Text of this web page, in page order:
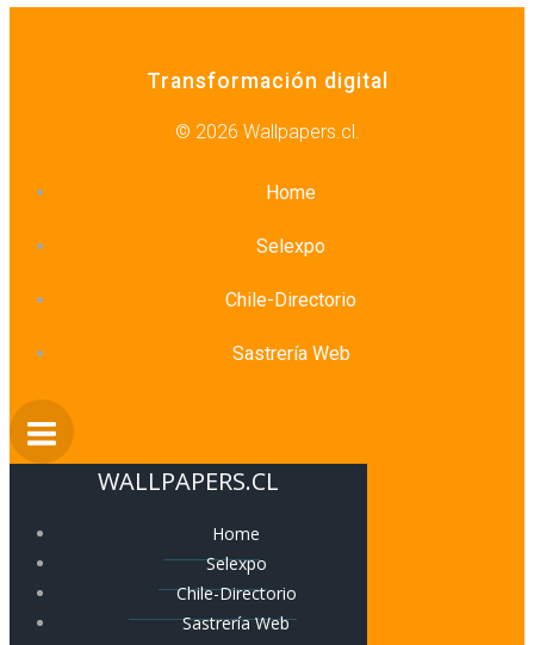
Transformación digital
© 2026 Wallpapers.cl.
Home
Selexpo
Chile-Directorio
Sastrería Web
WALLPAPERS.CL
Home
Selexpo
Chile-Directorio
Sastrería Web